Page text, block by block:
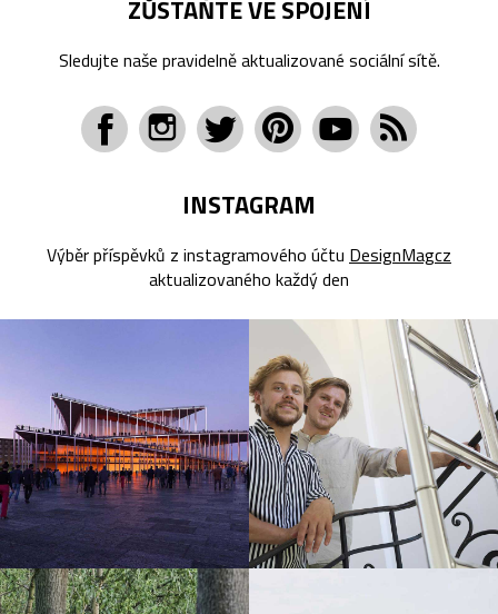
ZŮSTAŇTE VE SPOJENÍ
Sledujte naše pravidelně aktualizované sociální sítě.
INSTAGRAM
Výběr příspěvků z instagramového účtu DesignMagcz
aktualizovaného každý den